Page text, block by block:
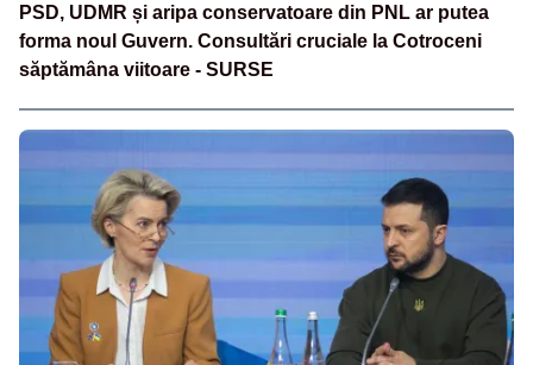
PSD, UDMR și aripa conservatoare din PNL ar putea
forma noul Guvern. Consultări cruciale la Cotroceni
săptămâna viitoare - SURSE